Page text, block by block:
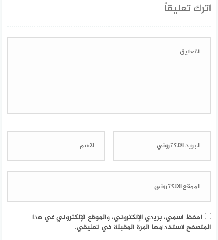
اترك تعليقاً
احفظ اسمي، بريدي الإلكتروني، والموقع الإلكتروني في هذا
المتصفح لاستخدامها المرة المقبلة في تعليقي.